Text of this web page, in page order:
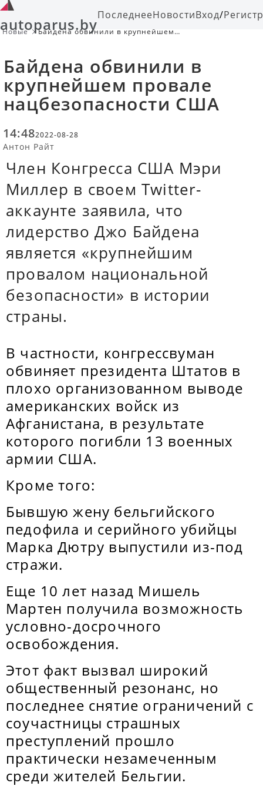
autoparus.byПоследнееНовостиВход/
Новые
Байдена обвинили в крупнейшем
Байдена обвинили в
крупнейшем провале
нацбезопасности США
14:482022-08-28
Антон Райт
Член Конгресса США Мэри
Миллер в своем Twitter-
аккаунте заявила, что
лидерство Джо Байдена
является «крупнейшим
провалом национальной
безопасности» в истории
страны.
В частности, конгрессвуман
обвиняет президента Штатов в
плохо организованном выводе
американских войск из
Афганистана, в результате
которого погибли 13 военных
армии США.
Кроме того:
Бывшую жену бельгийского
педофила и серийного убийцы
Марка Дютру выпустили из-под
стражи.
Еще 10 лет назад Мишель
Мартен получила возможность
условно-досрочного
освобождения.
Этот факт вызвал широкий
общественный резонанс, но
последнее снятие ограничений с
соучастницы страшных
преступлений прошло
практически незамеченным
среди жителей Бельгии.